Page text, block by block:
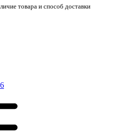
товара и способ доставки